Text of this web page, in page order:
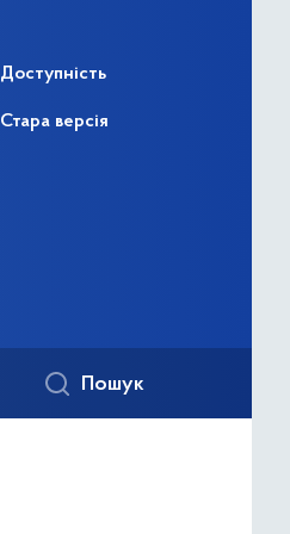
Доступність
Стара версія
Пошук